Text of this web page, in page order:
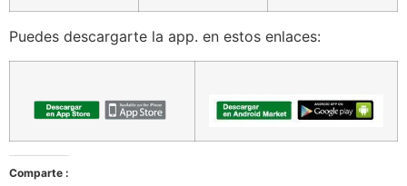
Puedes descargarte la app. en estos enlaces:
Comparte :